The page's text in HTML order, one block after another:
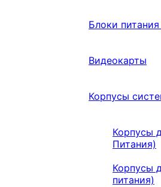
Блоки
Видеокарты
Корпусы
Корпусы
Питания)
Корпусы
питания)